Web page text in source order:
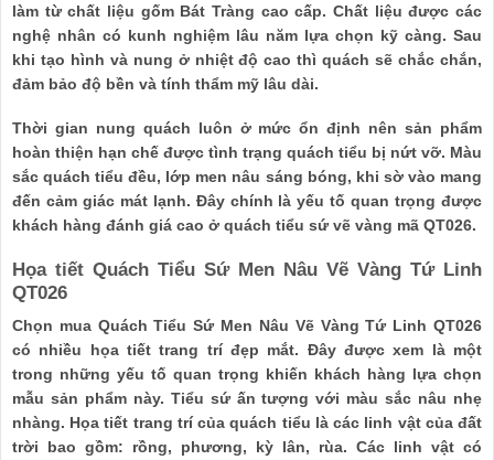
làm từ chất liệu gốm Bát Tràng cao cấp. Chất liệu được các
nghệ nhân có kunh nghiệm lâu năm lựa chọn kỹ càng. Sau
khi tạo hình và nung ở nhiệt độ cao thì quách sẽ chắc chắn,
đảm bảo độ bền và tính thẩm mỹ lâu dài.
Thời gian nung quách luôn ở mức ổn định nên sản phẩm
hoàn thiện hạn chế được tình trạng quách tiểu bị nứt vỡ. Màu
sắc quách tiểu đều, lớp men nâu sáng bóng, khi sờ vào mang
đến cảm giác mát lạnh. Đây chính là yếu tố quan trọng được
khách hàng đánh giá cao ở quách tiểu sứ vẽ vàng mã QT026.
Họa tiết Quách Tiểu Sứ Men Nâu Vẽ Vàng Tứ Linh
QT026
Chọn mua Quách Tiểu Sứ Men Nâu Vẽ Vàng Tứ Linh QT026
có nhiều họa tiết trang trí đẹp mắt. Đây được xem là một
trong những yếu tố quan trọng khiến khách hàng lựa chọn
mẫu sản phẩm này. Tiểu sứ ấn tượng với màu sắc nâu nhẹ
nhàng. Họa tiết trang trí của quách tiểu là các linh vật của đất
trời bao gồm: rồng, phương, kỳ lân, rùa. Các linh vật có